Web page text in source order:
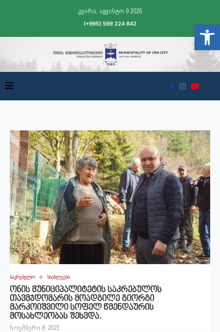
კვირა, აგვისტო 9 2026
(+995) 599 224 842
საკრებულო სიახლეები
ონის მუნიციპალიტეტის საკრებულოს
თავმჯდომარის მოადგილე გიორგი
მარკოიშვილი სოფელ წმენდაურის
მოსახლეობას შეხვდა.
ნოემბერი 8, 2023